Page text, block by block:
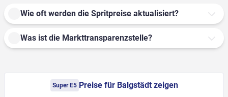
Wie oft werden die Spritpreise aktualisiert?
Was ist die Markttransparenzstelle?
Super E5 Preise für Balgstädt zeigen